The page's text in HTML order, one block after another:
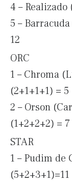
4 – Realizado
5 –
12
ORC
1 – Chroma
(2+1+1+1) = 5
2 – Orson
(1+2+2+2) = 7
STAR
1 – Pudim de
(5+2+3+1)=11